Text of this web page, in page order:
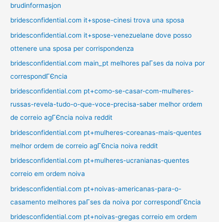
brudinformasjon
bridesconfidential.com it+spose-cinesi trova una sposa
bridesconfidential.com it+spose-venezuelane dove posso
ottenere una sposa per corrispondenza
bridesconfidential.com main_pt melhores paГ­ses da noiva por
correspondГЄncia
bridesconfidential.com pt+como-se-casar-com-mulheres-
russas-revela-tudo-o-que-voce-precisa-saber melhor ordem
de correio agГЄncia noiva reddit
bridesconfidential.com pt+mulheres-coreanas-mais-quentes
melhor ordem de correio agГЄncia noiva reddit
bridesconfidential.com pt+mulheres-ucranianas-quentes
correio em ordem noiva
bridesconfidential.com pt+noivas-americanas-para-o-
casamento melhores paГ­ses da noiva por correspondГЄncia
bridesconfidential.com pt+noivas-gregas correio em ordem